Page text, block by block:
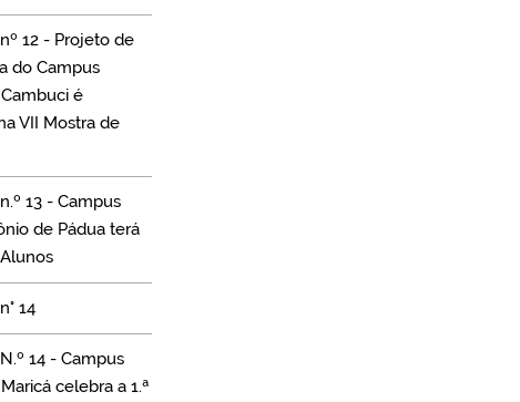
12 - Projeto de
do Campus
é
VII Mostra de
13 - Campus
de Pádua terá
14
14 - Campus
celebra a 1.ª